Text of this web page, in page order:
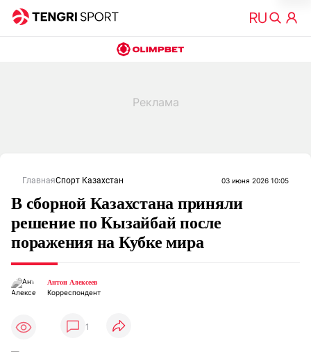
ГлавнаяСпорт Казахстан 03 июня 2026 10:05
В сборной Казахстана приняли
решение по Кызайбай после
поражения на Кубке мира
Антон Алексеев
Корреспондент
1